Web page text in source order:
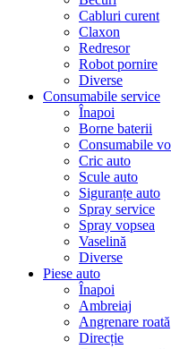
Cabluri curent
Claxon
Redresor
Robot pornire
Diverse
Consumabile service
Înapoi
Borne baterii
Consumabile
Cric auto
Scule auto
Siguranțe auto
Spray service
Spray vopsea
Vaselină
Diverse
Piese auto
Înapoi
Ambreiaj
Angrenare roată
Direcție